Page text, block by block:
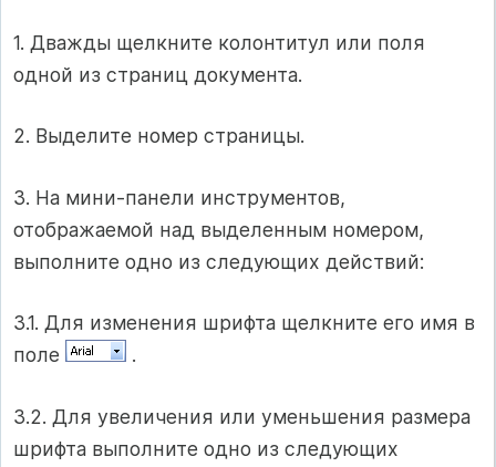
1. Дважды щелкните колонтитул или поля
одной из страниц документа.
2. Выделите номер страницы.
3. На мини-панели инструментов,
отображаемой над выделенным номером,
выполните одно из следующих действий:
3.1. Для изменения шрифта щелкните его имя в
поле
.
3.2. Для увеличения или уменьшения размера
шрифта выполните одно из следующих